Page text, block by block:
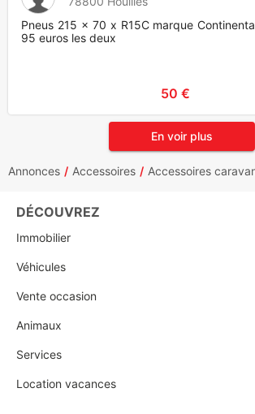
Pneus 215 x 70 x R15C marque
95 euros les deux
50 €
En voir plus
Annonces Accessoires Accessoires
DÉCOUVREZ
Immobilier
Véhicules
Vente occasion
Animaux
Services
Location vacances